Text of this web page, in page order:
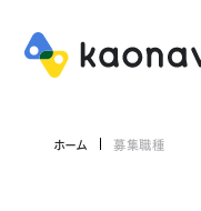
ホーム 募集職種